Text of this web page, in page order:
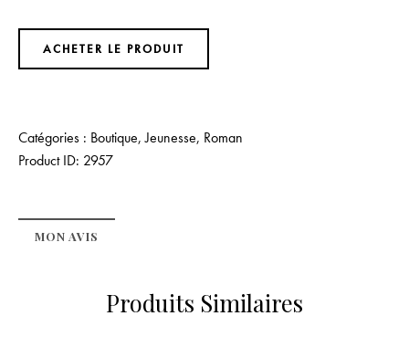
ACHETER LE PRODUIT
Catégories : Boutique,Jeunesse, Roman
Product ID: 2957
MON AVIS
Produits Similaires